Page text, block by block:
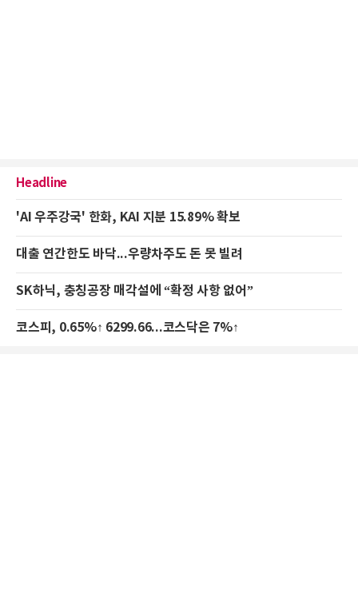
Headline
'AI 우주강국' 한화, KAI 지분 15.89% 확보
대출 연간한도 바닥...우량차주도 돈 못 빌려
SK하닉, 충칭공장 매각설에 “확정 사항 없어”
코스피, 0.65%↑ 6299.66...코스닥은 7%↑